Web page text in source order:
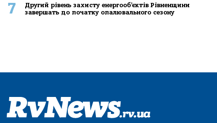
7
Другий рівень захисту енергооб’єктів Рівненщини
завершать до початку опалювального сезону